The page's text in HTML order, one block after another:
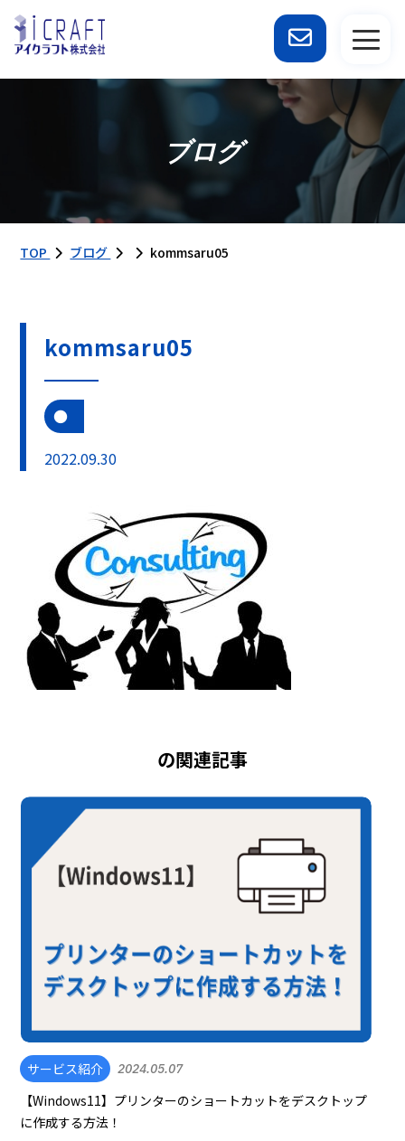
ブログ
TOP ブログ kommsaru05
kommsaru05
2022.09.30
の関連記事
サービス紹介 2024.05.07
【Windows11】プリンターのショートカットをデスクトップ
に作成する方法！